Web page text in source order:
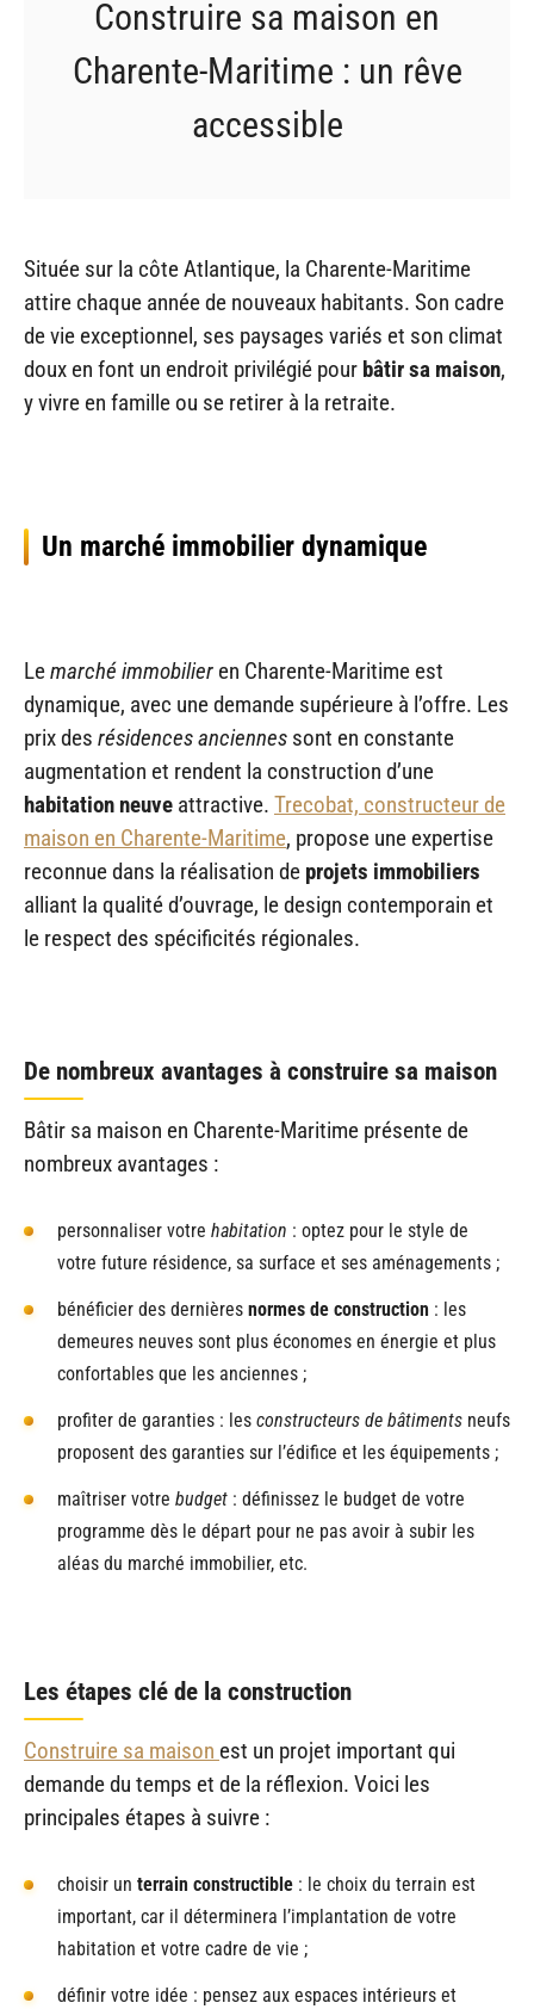
Construire sa maison en
Charente-Maritime : un rêve
accessible
Située sur la côte Atlantique, la Charente-Maritime
attire chaque année de nouveaux habitants. Son cadre
de vie exceptionnel, ses paysages variés et son climat
doux en font un endroit privilégié pour bâtir sa maison,
y vivre en famille ou se retirer à la retraite.
Un marché immobilier dynamique
Lemarché immobilier en Charente-Maritime est
dynamique, avec une demande supérieure à l’offre. Les
prix des résidences anciennes sont en constante
augmentation et rendent la construction d’une
habitation neuve attractive. Trecobat, constructeur de
maison en Charente-Maritime, propose une expertise
reconnue dans la réalisation de projets immobiliers
alliant la qualité d’ouvrage, le design contemporain et
le respect des spécificités régionales.
De nombreux avantages à construire sa maison
Bâtir sa maison en Charente-Maritime présente de
nombreux avantages :
personnaliser votre habitation : optez pour le style de
votre future résidence, sa surface et ses aménagements ;
bénéficier des dernières normes de construction : les
demeures neuves sont plus économes en énergie et plus
confortables que les anciennes ;
profiter de garanties : les constructeurs de bâtiments neufs
proposent des garanties sur l’édifice et les équipements ;
maîtriser votre budget : définissez le budget de votre
programme dès le départ pour ne pas avoir à subir les
aléas du marché immobilier, etc.
Les étapes clé de la construction
Construire sa maison est un projet important qui
demande du temps et de la réflexion. Voici les
principales étapes à suivre :
choisir un terrain constructible : le choix du terrain est
important, car il déterminera l’implantation de votre
habitation et votre cadre de vie ;
définir votre idée : pensez aux espaces intérieurs et